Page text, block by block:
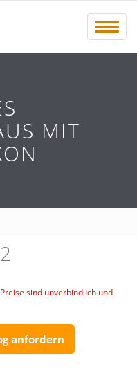
Menü
MIT
sind unverbindlich und
anfordern